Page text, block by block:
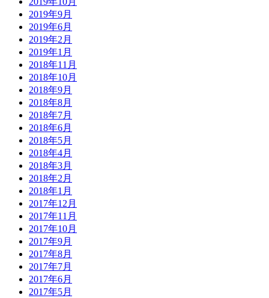
2019年9月
2019年6月
2019年2月
2019年1月
2018年11月
2018年10月
2018年9月
2018年8月
2018年7月
2018年6月
2018年5月
2018年4月
2018年3月
2018年2月
2018年1月
2017年12月
2017年11月
2017年10月
2017年9月
2017年8月
2017年7月
2017年6月
2017年5月